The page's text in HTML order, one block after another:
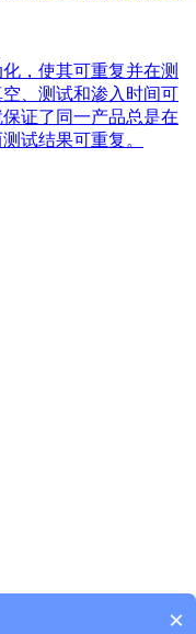
，使其可重复并在测
证了同一产品总是在
试结果可重复。
×